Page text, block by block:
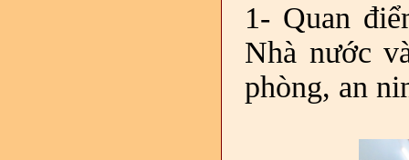
1- Quan
Nhà nước
phòng, an